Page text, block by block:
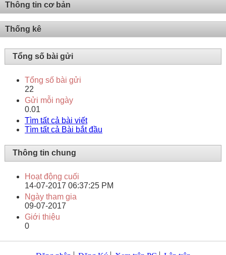
Thông tin cơ bản
Thống kê
Tổng số bài gửi
Tổng số bài gửi
22
Gửi mỗi ngày
0.01
Tìm tất cả bài viết
Tìm tất cả Bài bắt đầu
Thông tin chung
Hoạt động cuối
14-07-2017 06:37:25 PM
Ngày tham gia
09-07-2017
Giới thiệu
0